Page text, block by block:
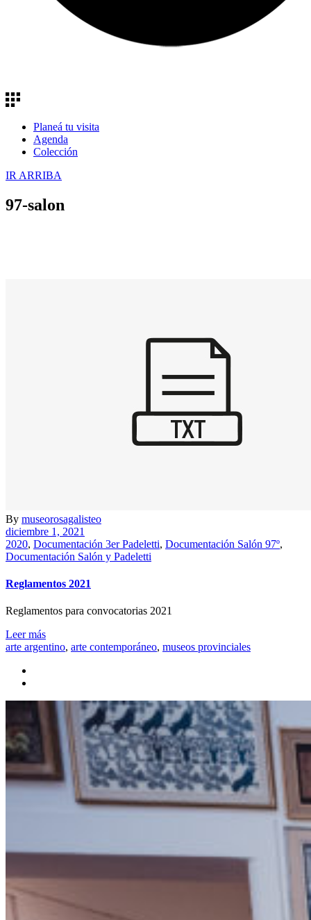
Planeá tu visita
Agenda
Colección
IR ARRIBA
97-salon
By museorosagalisteo
diciembre 1, 2021
2020, Documentación 3er Padeletti, Documentación Salón 97º,
Documentación Salón y Padeletti
Reglamentos 2021
Reglamentos para convocatorias 2021
Leer más
arte argentino, arte contemporáneo, museos provinciales